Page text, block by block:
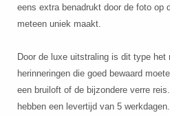
eens extra benadrukt door de foto op
meteen uniek maakt.
Door de luxe uitstraling is dit type
herinneringen die goed bewaard
een bruiloft of de bijzondere verre
hebben een levertijd van 5